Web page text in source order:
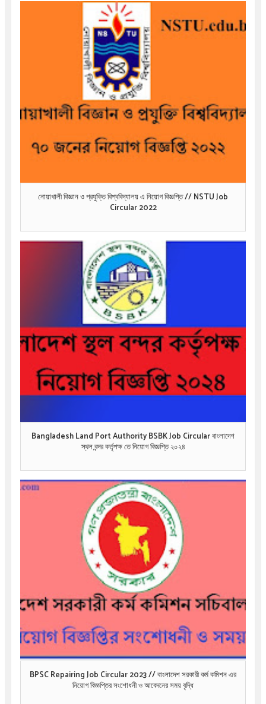
নোয়াখালী বিজ্ঞান ও প্রযুক্তি বিশ্ববিদ্যালয় এ নিয়োগ বিজ্ঞপ্তি // NSTU Job
Circular 2022
Bangladesh Land Port Authority BSBK Job Circular বাংলাদেশ
স্থল বন্দর কর্তৃপক্ষ তে নিয়োগ বিজ্ঞপ্তি ২০২৪
BPSC Repairing Job Circular 2023 // বাংলাদেশ সরকারী কর্ম কমিশন এর
নিয়োগ বিজ্ঞপ্তির সংশোধনী ও আবেদনের সময় বৃদ্ধি